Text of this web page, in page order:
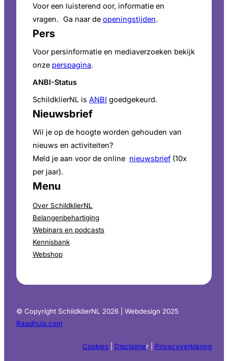
Voor een luisterend oor, informatie en
vragen. Ga naar de openingstijden.
Pers
Voor persinformatie en mediaverzoeken bekijk
onze perspagina.
ANBI-Status
SchildklierNL is ANBI goedgekeurd.
Nieuwsbrief
Wil je op de hoogte worden gehouden van
nieuws en activiteiten?
Meld je aan voor de online nieuwsbrief (10x
per jaar).
Menu
Over SchildklierNL
Belangenbehartiging
Webinars en podcasts
Kennisbank
Webshop
© Copyright SchildklierNL 2026 | Webdesign 2025
Raadhuis.com
Cookies Disclaimer | Privacyverklaring